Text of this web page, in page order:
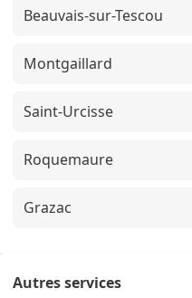
Beauvais-sur-Tescou
Montgaillard
Saint-Urcisse
Roquemaure
Grazac
Autres services